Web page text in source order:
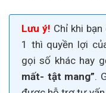
Lưu ý! Chỉ khi
1 thì quyền lợi
gọi số khác hay
mất- tật mang”.